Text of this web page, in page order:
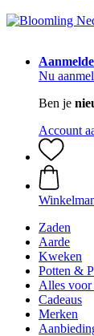
Nu
Ben je
Account
Zaden
Aarde
Kweken
Potten &
Alles voor
Cadeaus
Merken